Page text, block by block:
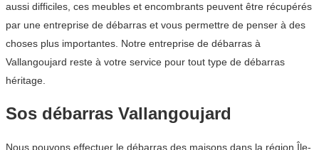
aussi difficiles, ces meubles et encombrants peuvent être récupérés
par une entreprise de débarras et vous permettre de penser à des
choses plus importantes. Notre entreprise de débarras à
Vallangoujard reste à votre service pour tout type de débarras
héritage.
Sos débarras Vallangoujard
Nous pouvons effectuer le débarras des maisons dans la région Île-